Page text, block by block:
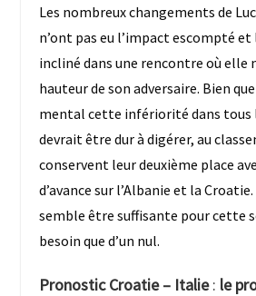
Les nombreux changements de
n’ont pas eu l’impact escompté et
incliné dans une rencontre où elle
hauteur de son adversaire. Bien
mental cette infériorité dans tous
devrait être dur à digérer, au
conservent leur deuxième place
d’avance sur l’Albanie et la
semble être suffisante pour cette
besoin que d’un nul.
PronosticCroatie – Italie : le